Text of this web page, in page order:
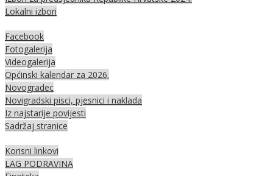
Lokalni izbori
Facebook
Fotogalerija
Videogalerija
Općinski kalendar za 2026.
Novogradec
Novigradski pisci, pjesnici i naklada
Iz najstarije povijesti
Sadržaj stranice
Korisni linkovi
LAG PODRAVINA